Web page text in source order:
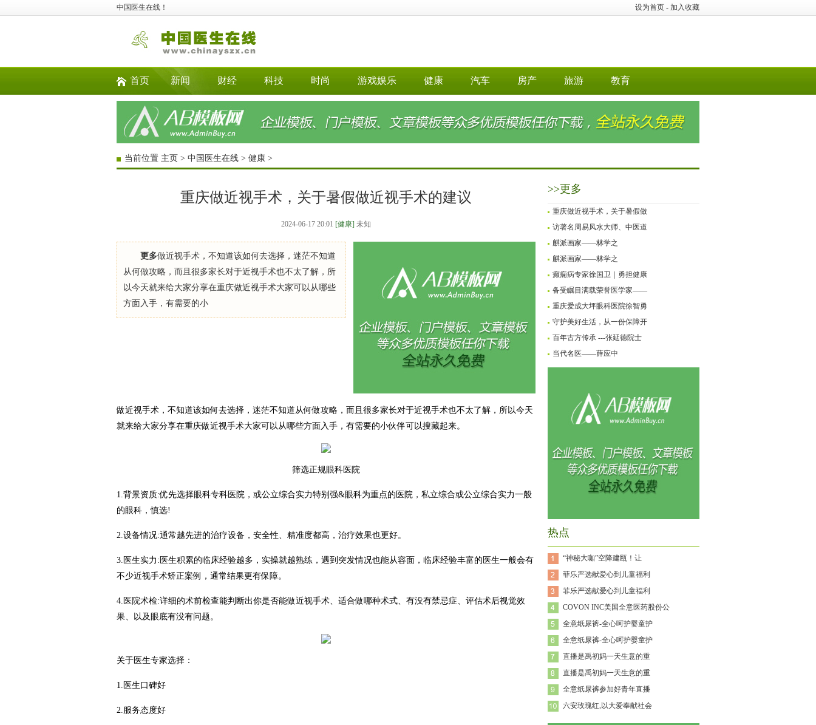
设为首页 - 加入收藏
中国医生在线！
首页 新闻 财经 科技 时尚 游戏娱乐 健康 汽车 房产 旅游 教育
当前位置 主页 > 中国医生在线 > 健康 >
重庆做近视手术，关于暑假做近视手术的建议
2024-06-17 20:01 [健康] 未知
更多做近视手术，不知道该如何去选择，迷茫不知道
从何做攻略，而且很多家长对于近视手术也不太了解，所
以今天就来给大家分享在重庆做近视手术大家可以从哪些
方面入手，有需要的小
做近视手术，不知道该如何去选择，迷茫不知道从何做攻略，而且很多家长对于近视手术也不太了解，所以今天
就来给大家分享在重庆做近视手术大家可以从哪些方面入手，有需要的小伙伴可以搜藏起来。
筛选正规眼科医院
1.背景资质:优先选择眼科专科医院，或公立综合实力特别强&眼科为重点的医院，私立综合或公立综合实力一般
的眼科，慎选!
2.设备情况:通常越先进的治疗设备，安全性、精准度都高，治疗效果也更好。
3.医生实力:医生积累的临床经验越多，实操就越熟练，遇到突发情况也能从容面，临床经验丰富的医生一般会有
不少近视手术矫正案例，通常结果更有保障。
4.医院术检:详细的术前检查能判断出你是否能做近视手术、适合做哪种术式、有没有禁忌症、评估术后视觉效
果、以及眼底有没有问题。
关于医生专家选择：
1.医生口碑好
2.服务态度好
>>更多
重庆做近视手术，关于暑假做
访著名周易风水大师、中医道
麒派画家——林学之
麒派画家——林学之
癫痫病专家徐国卫｜勇担健康
备受瞩目满载荣誉医学家——
重庆爱成大坪眼科医院徐智勇
守护美好生活，从一份保障开
百年古方传承 ---张延德院士
当代名医——薛应中
热点
“神秘大咖”空降建瓯！让
菲乐严选献爱心到儿童福利
菲乐严选献爱心到儿童福利
COVON INC美国全意医药股份公
全意纸尿裤-全心呵护婴童护
全意纸尿裤-全心呵护婴童护
直播是禹初妈一天生意的重
直播是禹初妈一天生意的重
全意纸尿裤参加好青年直播
六安玫瑰红,以大爱奉献社会